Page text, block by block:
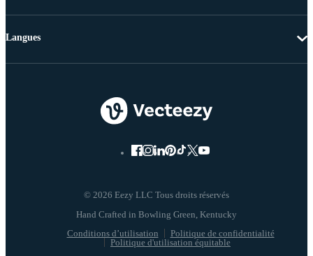
© 2026 Eezy LLC Tous droits réservés
Conditions d’utilisation
Politique de confidentialité
Politique d'utilisation équitable
Langues